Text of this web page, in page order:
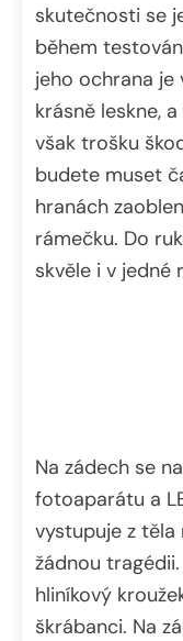
skutečnosti se
během
jeho ochrana je
krásně leskne,
však trošku
budete muset
hranách
rámečku. Do
skvěle i v jedné
Na zádech se
fotoaparátu a
vystupuje z těla
žádnou
hliníkový
škrábanci. Na